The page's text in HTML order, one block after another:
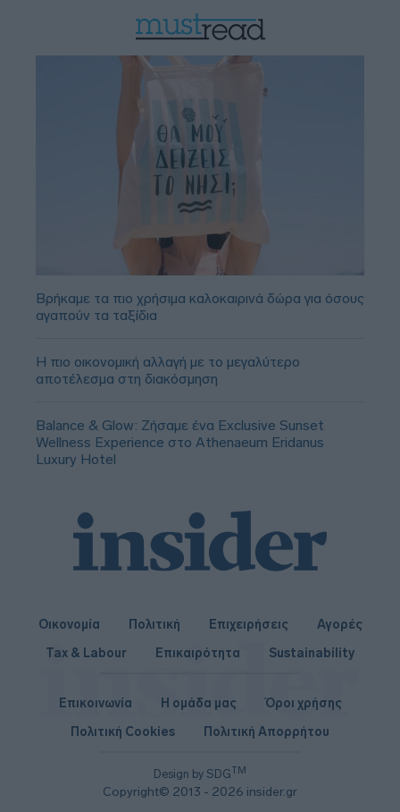
Βρήκαμε τα πιο χρήσιμα καλοκαιρινά δώρα για όσους
αγαπούν τα ταξίδια
Η πιο οικονομική αλλαγή με το μεγαλύτερο
αποτέλεσμα στη διακόσμηση
Balance & Glow: Ζήσαμε ένα Exclusive Sunset
Wellness Experience στο Athenaeum Eridanus
Luxury Hotel
Οικονομία Πολιτική Επιχειρήσεις
Αγορές
Tax & Labour
Επικαιρότητα Sustainability
Design by SDGTM
Copyright© 2013 - 2026 insider.gr
Επικοινωνία Η ομάδα μας
Όροι χρήσης
Πολιτική Cookies
Πολιτική Απορρήτου